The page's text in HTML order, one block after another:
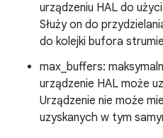
urządzeniu HAL do
Służy on do
do kolejki bufora
max_buffers:
urządzenie HAL może
Urządzenie nie może
uzyskanych w tym